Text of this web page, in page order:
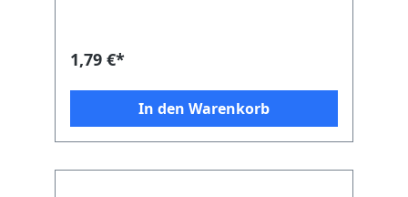
Weiterverarbeitung, aber weich genug für
eine schnelle Verarbeitung zur Pizzasoße.
Pastasaucen, Suppen und alle Gerichte, bei
denen ein reines, ursprüngliches
Tomatenaroma gefragt ist. Ohne Zusätze,
1,79 €*
In den Warenkorb